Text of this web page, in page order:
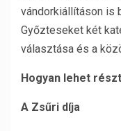
vándorkiállításon is
Győzteseket két
választása és a
Hogyan lehet
A Zsűri díja